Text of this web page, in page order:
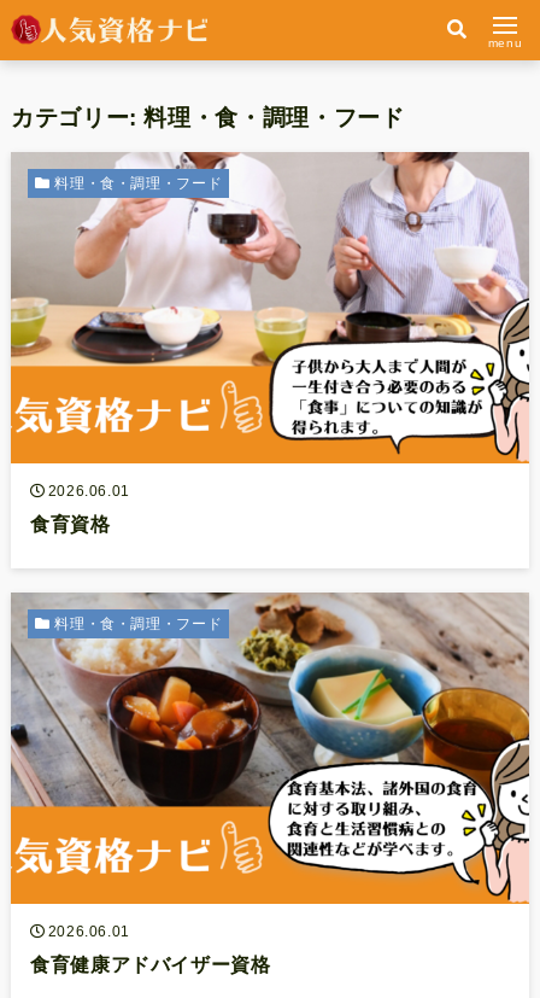
menu
カテゴリー:料理・食・調理・フード
2026.06.01
食育資格
料理・食・調理・フード
2026.06.01
食育健康アドバイザー資格
料理・食・調理・フード